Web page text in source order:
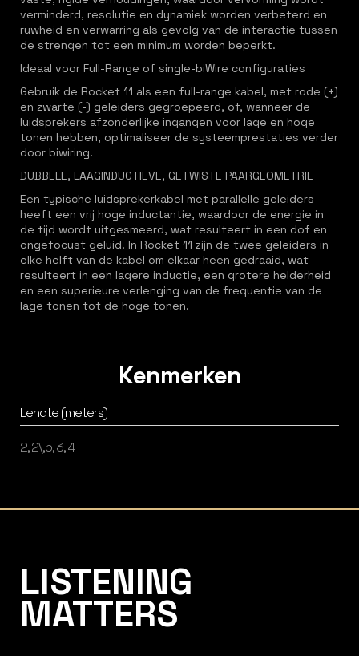
verminderd, resolutie en dynamiek worden verbeterd en
ruwheid en verwarring als gevolg van de interactie tussen
de strengen tot een minimum worden beperkt.
Ideaal voor Full-Range of single-biWire configuraties
Gebruik de Rocket 11 als een full-range kabel, met rode (+)
en zwarte (-) geleiders gegroepeerd, of, wanneer de
luidsprekers afzonderlijke ingangen voor lage en hoge
tonen hebben, optimaliseer de systeemprestaties verder
door biwiring.
DUBBELE, LAAGINDUCTIEVE, GETWISTE PAARGEOMETRIE
Een typische luidsprekerkabel met parallelle geleiders
heeft een vrij hoge inductantie, waardoor de energie in
de tijd wordt uitgesmeerd, wat resulteert in een dof en
ongefocust geluid. In Rocket 11 zijn de twee geleiders in
elke helft van de kabel om elkaar heen gedraaid, wat
resulteert in een lagere inductie, een grotere helderheid
en een superieure verlenging van de frequentie van de
lage tonen tot de hoge tonen.
Kenmerken
Lengte (meters)
2, 2\,5, 3, 4
LISTENING
MATTERS